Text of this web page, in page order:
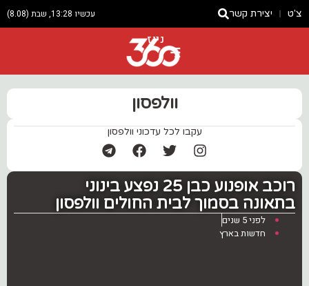
צ'ט יצירת קשר עכשיו 13:28, שבת (8.08)
ניוז
וולפסון
עקבו לכל עדכוני וולפסון
רוכב אופנוע כבן 25 נפצע בינוני
בתאונה בסמוך לבית החולים וולפסון
לפני 5 שנים
חדשות בארץ